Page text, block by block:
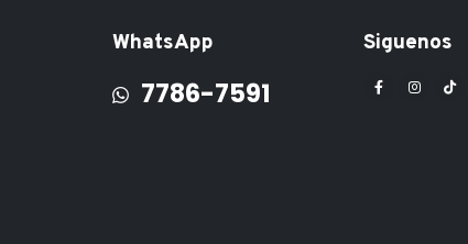
WhatsApp
7786-7591
Siguenos